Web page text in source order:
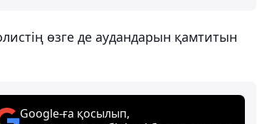
өзге де аудандарын қамтитын
Google-ға қосылып,